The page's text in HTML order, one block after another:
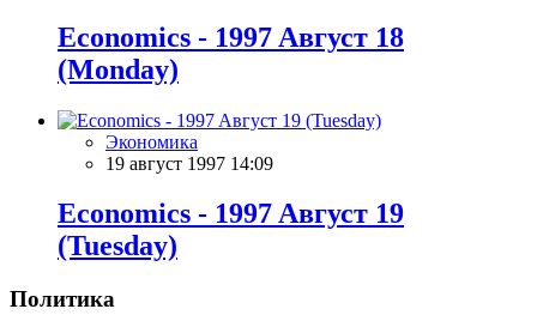
Economics - 1997 Aвгуст 18
(Monday)
Экономика
19 август 1997 14:09
Economics - 1997 Aвгуст 19
(Tuesday)
Политика